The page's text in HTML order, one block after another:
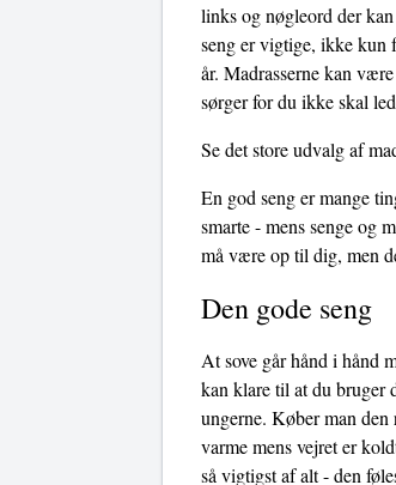
links og nøgleord der
seng er vigtige, ikke kun
år. Madrasserne kan
sørger for du ikke skal
Se det store udvalg af
En god seng er mange
smarte - mens senge og
må være op til dig, men
Den gode seng
At sove går hånd i hånd
kan klare til at du bruger
ungerne. Køber man
varme mens vejret er
så vigtigst af alt - den